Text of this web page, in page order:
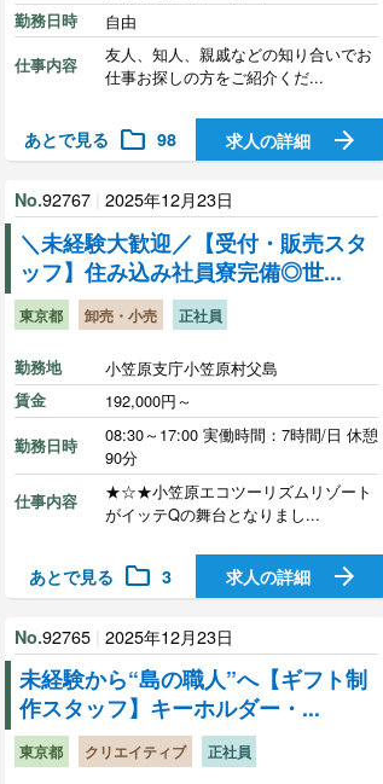
勤務日時 自由
仕事内容
友人、知人、親戚などの知り合いでお
仕事お探しの方をご紹介くだ...
あとで見る folder 98 求人の詳細 arrow_forward
No.92767 2025年12月23日
＼未経験大歓迎／【受付・販売スタ
ッフ】住み込み社員寮完備◎世...
東京都 卸売・小売 正社員
勤務地 小笠原支庁小笠原村父島
賃金 192,000円～
勤務日時
08:30～17:00 実働時間：7時間/日 休憩
90分
仕事内容
★☆★小笠原エコツーリズムリゾート
がイッテQの舞台となりまし...
あとで見る folder 3 求人の詳細 arrow_forward
No.92765 2025年12月23日
未経験から“島の職人”へ【ギフト制
作スタッフ】キーホルダー・...
東京都 クリエイティブ 正社員